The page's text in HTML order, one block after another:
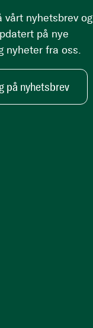
vårt nyhetsbrev og
på nye
nyheter fra oss.
på nyhetsbrev